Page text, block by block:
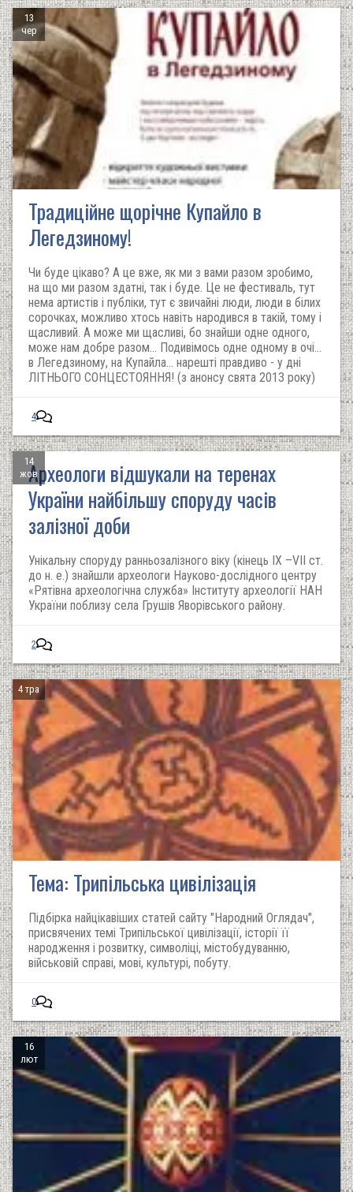
13
чер
Традиційне щорічне Купайло в
Легедзиному!
Чи буде цікаво? А це вже, як ми з вами разом зробимо,
на що ми разом здатні, так і буде. Це не фестиваль, тут
нема артистів і публіки, тут є звичайні люди, люди в білих
сорочках, можливо хтось навіть народився в такій, тому і
щасливий. А може ми щасливі, бо знайши одне одного,
може нам добре разом... Подивімось одне одному в очі...
в Легедзиному, на Купайла... нарешті правдиво - у дні
ЛІТНЬОГО СОНЦЕСТОЯННЯ! (з анонсу свята 2013 року)
4
14
жовАрхеологи відшукали на теренах
України найбільшу споруду часів
залізної доби
Унікальну споруду ранньозалізного віку (кінець ІХ –VII ст.
до н. е.) знайшли археологи Науково-дослідного центру
«Рятівна археологічна служба» Інституту археології НАН
України поблизу села Грушів Яворівського району.
2
4 тра
Тема: Трипільська цивілізація
Підбірка найцікавіших статей сайту "Народний Оглядач",
присвячених темі Трипільської цивілізації, історії її
народження і розвитку, символіці, містобудуванню,
військовій справі, мові, культурі, побуту.
0
16
лют